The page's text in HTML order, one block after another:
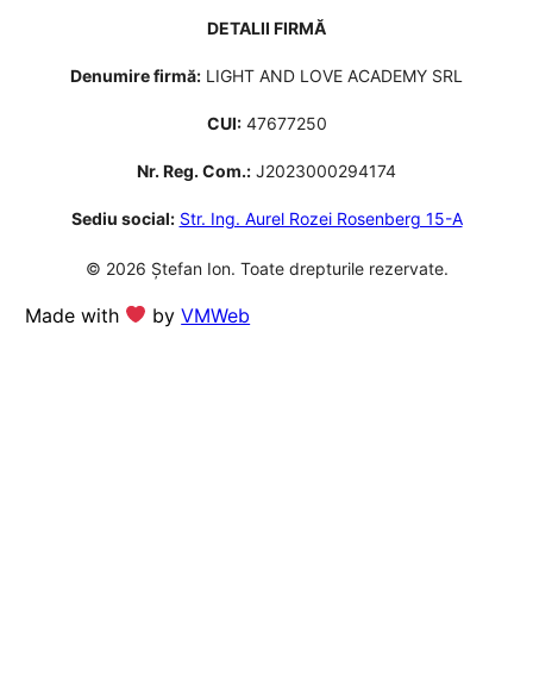
DETALII FIRMĂ
Denumire firmă: LIGHT AND LOVE ACADEMY SRL
CUI:47677250
Nr. Reg. Com.: J2023000294174
Sediu social: Str. Ing. Aurel Rozei Rosenberg 15-A
© 2026 Ștefan Ion. Toate drepturile rezervate.
Made with byVMWeb